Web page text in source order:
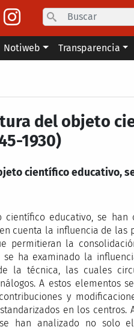
Notiweb Transparencia
del objeto
1930)
científico educativo,
educativo, se han
cuenta la influencia de las
permitieran la
se ha examinado la
la técnica, las cuales
A estos elementos
y
en los centros.
han analizado no solo